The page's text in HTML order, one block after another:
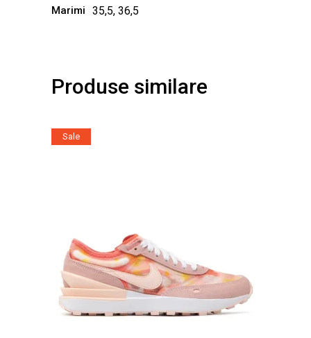
Marimi 35,5, 36,5
Produse similare
Sale
Acest